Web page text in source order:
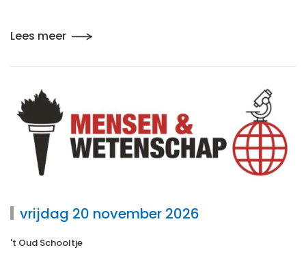
Lees meer
vrijdag 20 november 2026
't Oud Schooltje